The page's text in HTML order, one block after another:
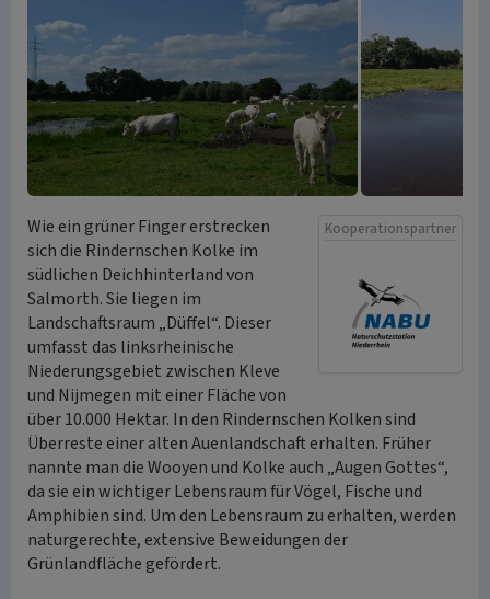
Kooperationspartner
Wie ein grüner Finger erstrecken
sich die Rindernschen Kolke im
südlichen Deichhinterland von
Salmorth. Sie liegen im
Landschaftsraum „Düffel“. Dieser
umfasst das linksrheinische
Niederungsgebiet zwischen Kleve
und Nijmegen mit einer Fläche von
über 10.000 Hektar. In den Rindernschen Kolken sind
Überreste einer alten Auenlandschaft erhalten. Früher
nannte man die Wooyen und Kolke auch „Augen Gottes“,
da sie ein wichtiger Lebensraum für Vögel, Fische und
Amphibien sind. Um den Lebensraum zu erhalten, werden
naturgerechte, extensive Beweidungen der
Grünlandfläche gefördert.